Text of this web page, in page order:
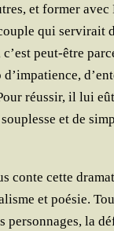
et for­mer
qui ser­vi­rait
peut-être
réus­sir, il lui eût
et de
conte cette
et poé­sie.
per­son­nages, la